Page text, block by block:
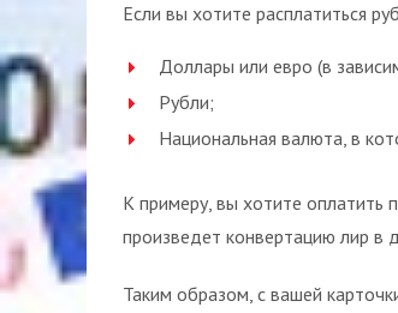
Если вы хотите расплатиться
Доллары или евро (в
Рубли;
Национальная валюта, в
К примеру, вы хотите оплатить
произведет конвертацию лир в
Таким образом, с вашей